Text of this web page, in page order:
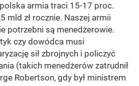
armia traci 15-17 proc.
mld zł rocznie. Naszej armii
potrzebni są menedżerowie.
czy dowódca musi
sił zbrojnych i policzyć
(takich menedżerów zatrudnił
Robertson, gdy był ministrem